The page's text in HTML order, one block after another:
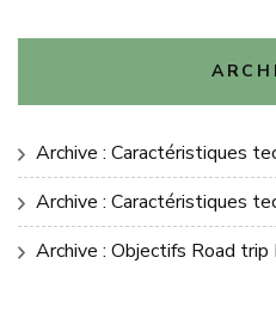
Archive : Caractéristiques
Archive : Caractéristiques
Archive : Objectifs Road